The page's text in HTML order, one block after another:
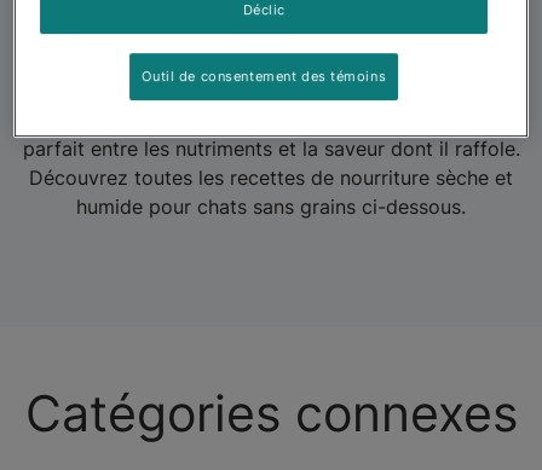
Beyond sait que vous connaissez mieux que quiconque
les besoins de votre chat. C’est pourquoi nous avons
parfait entre les nutriments et la saveur dont il raffole.
Découvrez toutes les recettes de nourriture sèche et
humide pour chats sans grains ci-dessous.
Catégories connexes
Déclic
Outil de consentement des témoins